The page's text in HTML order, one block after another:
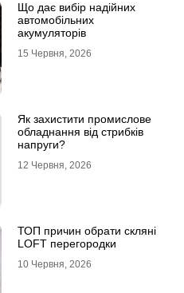
Що дає вибір надійних
автомобільних
акумуляторів
15 Червня, 2026
Як захистити промислове
обладнання від стрибків
напруги?
12 Червня, 2026
ТОП причин обрати скляні
LOFT перегородки
10 Червня, 2026